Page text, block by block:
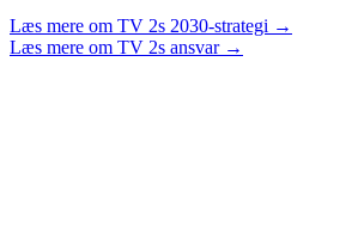
Læs mere om TV 2s 2030-strategi →
Læs mere om TV 2s ansvar →